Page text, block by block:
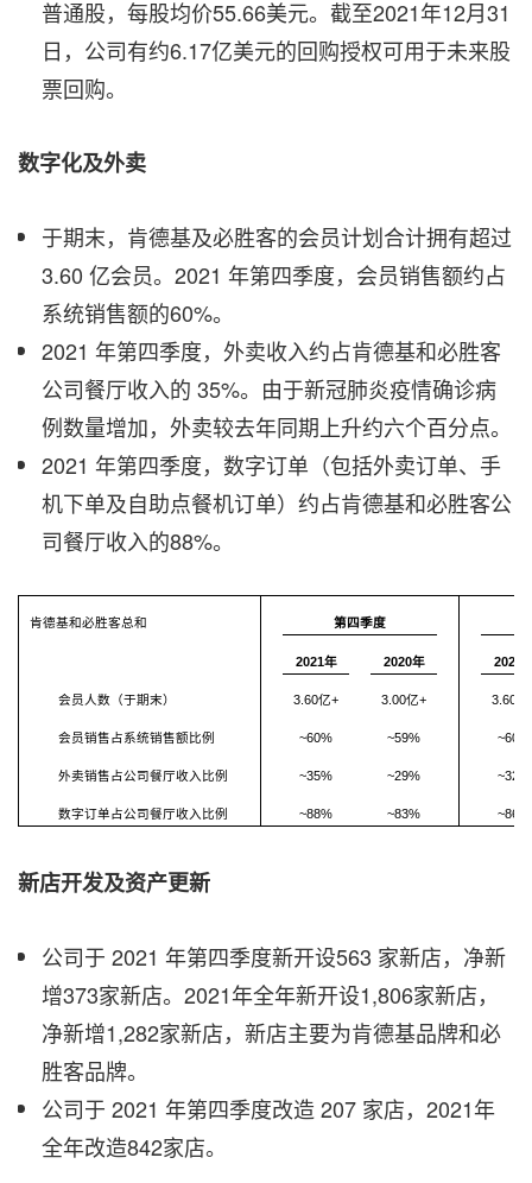
普通股，每股均价55.66美元。截至2021年12月31
日，公司有约6.17亿美元的回购授权可用于未来股
票回购。
数字化及外卖
于期末，肯德基及必胜客的会员计划合计拥有超过
3.60 亿会员。2021 年第四季度，会员销售额约占
系统销售额的60%。
2021 年第四季度，外卖收入约占肯德基和必胜客
公司餐厅收入的 35%。由于新冠肺炎疫情确诊病
例数量增加，外卖较去年同期上升约六个百分点。
2021 年第四季度，数字订单（包括外卖订单、手
机下单及自助点餐机订单）约占肯德基和必胜客公
司餐厅收入的88%。
肯德基和必胜客总和 第四季度
2021年 2020年 2021
会员人数（于期末） 3.60亿+ 3.00亿+ 3.60亿
会员销售占系统销售额比例 ~60% ~59% ~60%
外卖销售占公司餐厅收入比例 ~35% ~29% ~32%
数字订单占公司餐厅收入比例 ~88% ~83% ~86%
新店开发及资产更新
公司于 2021 年第四季度新开设563 家新店，净新
增373家新店。2021年全年新开设1,806家新店，
净新增1,282家新店，新店主要为肯德基品牌和必
胜客品牌。
公司于 2021 年第四季度改造 207 家店，2021年
全年改造842家店。